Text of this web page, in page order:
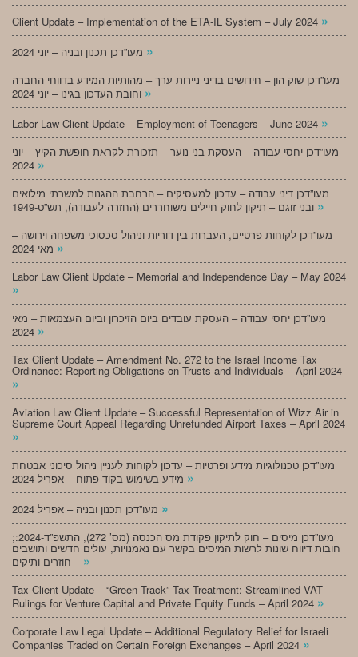
Client Update – Implementation of the ETA-IL System – July 2024 »
»
מעו”דכן שוק הון – חידושים בדיני ניירות ערך – מהותיות המידע בדווחי החברה
»
Labor Law Client Update – Employment of Teenagers – June 2024 »
מעו”דכן יחסי עבודה – העסקת בני נוער – תזכורת לקראת חופשת הקיץ – יוני
»
מעו”דכן דיני עבודה – עדכון למעסיקים – הרחבת ההגנות למשרתי מילואים
»
מעו”דכן לקוחות פרטיים, העברות בין דוריות וניהול סכסוכי משפחה וירושה –
»
Labor Law Client Update – Memorial and Independence Day – May 2024
»
מעו”דכן יחסי עבודה – העסקת עובדים ביום הזיכרון וביום העצמאות – מאי
»
Tax Client Update – Amendment No. 272 to the Israel Income Tax
Ordinance: Reporting Obligations on Trusts and Individuals – April 2024
»
Aviation Law Client Update – Successful Representation of Wizz Air in
Supreme Court Appeal Regarding Unrefunded Airport Taxes – April 2024
»
מעו”דכן טכנולוגיות מידע ופרטיות – עדכון לקוחות לעניין ניהול סיכוני אבטחת
»
»
;מעו”דכן מיסים – חוק לתיקון פקודת מס הכנסה (מס’ 272), התשפ”ד-2024:
חובות דיווח שונות לרשות המיסים בקשר עם נאמנויות, עולים חדשים ותושבים
חוזרים ותיקים – »
Tax Client Update – “Green Track” Tax Treatment: Streamlined VAT
Rulings for Venture Capital and Private Equity Funds – April 2024 »
Corporate Law Legal Update – Additional Regulatory Relief for Israeli
Companies Traded on Certain Foreign Exchanges – April 2024 »